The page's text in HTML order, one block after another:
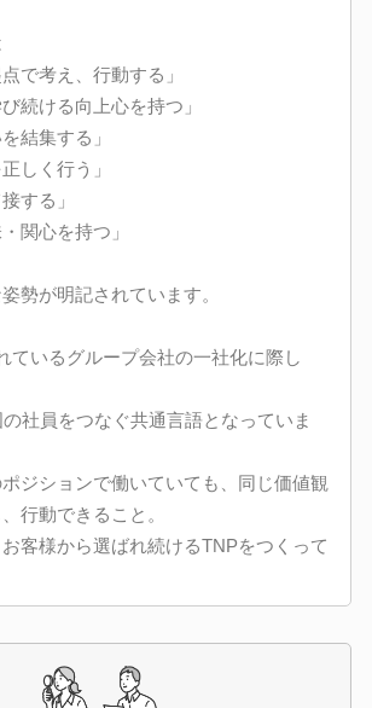
で考え、行動する」
続ける向上心を持つ」
結集する」
しく行う」
する」
関心を持つ」
勢が明記されています。
ているグループ会社の一社化に際し
社員をつなぐ共通言語となっていま
ジションで働いていても、同じ価値観
行動できること。
客様から選ばれ続けるTNPをつくって